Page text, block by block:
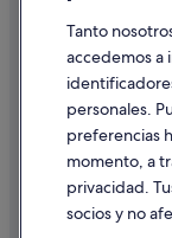
Pautas sobre el
Ayuda
Cancelar un vuelo
Cancelar una
Tanto
accedemos a
personales.
preferencias
momento, a
privacidad.
socios y no